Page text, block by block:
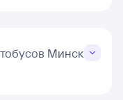
Минск